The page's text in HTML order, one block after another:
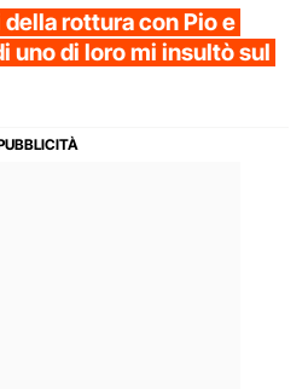
rottura con Pio e
uno di loro mi insultò sul